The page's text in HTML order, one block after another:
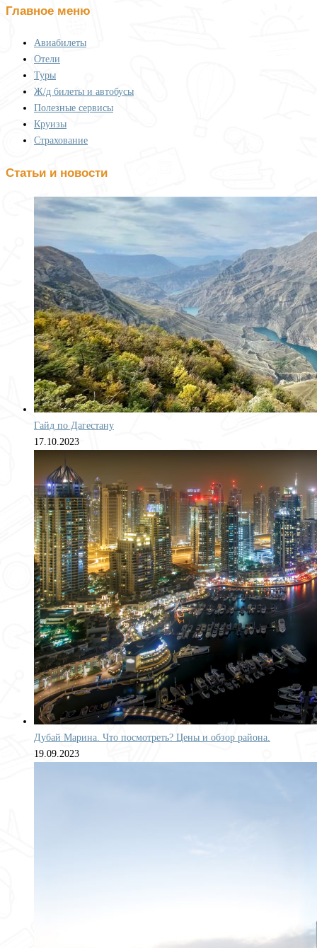
Главное меню
Авиабилеты
Отели
Туры
Ж/д билеты и автобусы
Полезные сервисы
Круизы
Страхование
Статьи и новости
Гайд по Дагестану
17.10.2023
Дубай Марина. Что посмотреть? Цены и обзор района.
19.09.2023